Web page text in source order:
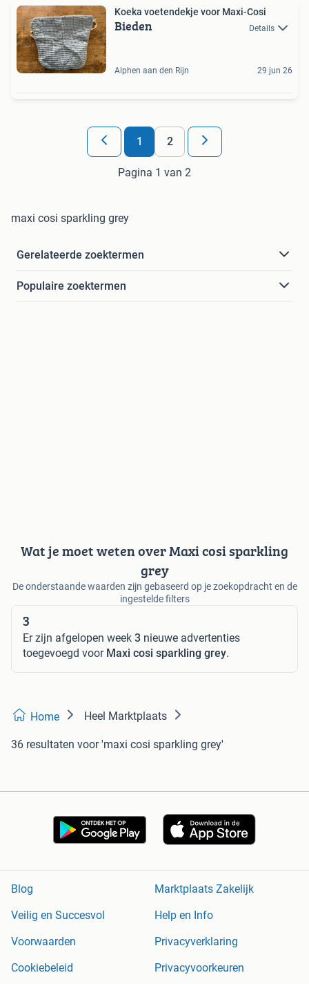
Koeka voetendekje voor Maxi-Cosi
Bieden Details
Alphen aan den Rijn 29 jun 26
1 2
Pagina 1 van 2
maxi cosi sparkling grey
Gerelateerde zoektermen
Populaire zoektermen
Wat je moet weten over Maxi cosi sparkling
grey
De onderstaande waarden zijn gebaseerd op je zoekopdracht en de
ingestelde filters
3
Er zijn afgelopen week 3 nieuwe advertenties
toegevoegd voor Maxi cosi sparkling grey.
Home Heel Marktplaats
36 resultaten voor 'maxi cosi sparkling grey'
Blog
Marktplaats Zakelijk
Veilig en Succesvol
Help en Info
Voorwaarden
Privacyverklaring
Cookiebeleid
Privacyvoorkeuren